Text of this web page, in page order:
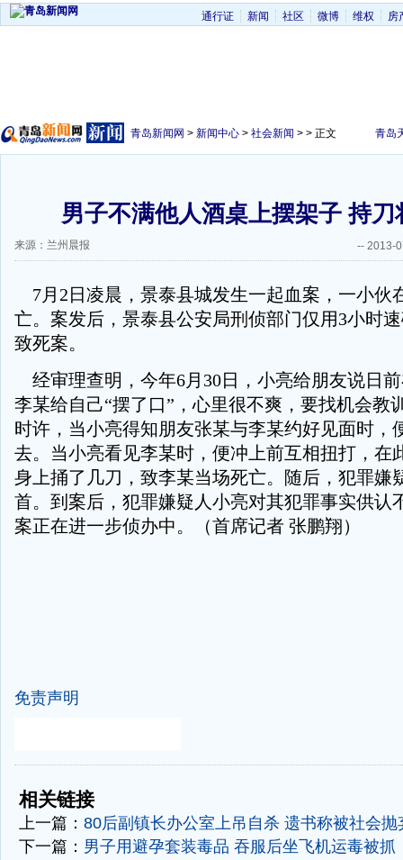
通行证 新闻 社区 微博 维权 房
青岛新闻网 > 新闻中心 > 社会新闻 > > 正文 青岛
男子不满他人酒桌上摆架子 持刀
来源：兰州晨报 -- 2013-
7月2日凌晨，景泰县城发生一起血案，一小伙
亡。案发后，景泰县公安局刑侦部门仅用3小时
致死案。
经审理查明，今年6月30日，小亮给朋友说日
李某给自己“摆了口”，心里很不爽，要找机会教
时许，当小亮得知朋友张某与李某约好见面时，
去。当小亮看见李某时，便冲上前互相扭打，在
身上捅了几刀，致李某当场死亡。随后，犯罪嫌
首。到案后，犯罪嫌疑人小亮对其犯罪事实供认
案正在进一步侦办中。（首席记者 张鹏翔）
免责声明
-
相关链接
上一篇： 80后副镇长办公室上吊自杀 遗书称被社会抛
下一篇： 男子用避孕套装毒品 吞服后坐飞机运毒被抓